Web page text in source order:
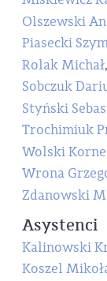
Olszewski
Piasecki
Rolak Michał
Sobczuk
Styński
Trochimiuk
Wolski
Wrona
Zdanowski
Asystenci
Kalinowski
Koszel